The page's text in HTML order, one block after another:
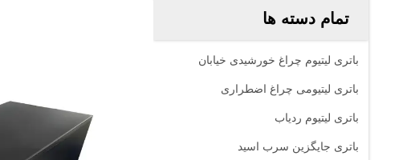
تمام دسته ها
باتری لیتیوم چراغ خورشیدی خیابان
باتری لیتیومی چراغ اضطراری
باتری لیتیوم ردیاب
باتری جایگزین سرب اسید